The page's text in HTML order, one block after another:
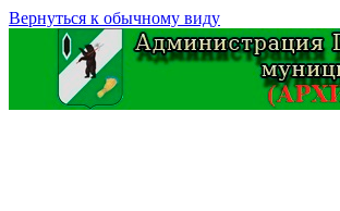
Вернуться к обычному виду